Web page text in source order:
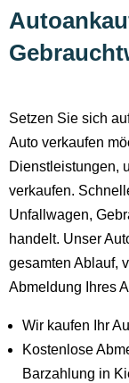
Setzen Sie sich
Auto verkaufen
Dienstleistungen,
verkaufen.
Unfallwagen,
handelt. Unser
gesamten Ablauf,
Abmeldung Ihres
Wir kaufen Ihr
Kostenlose
Barzahlung in